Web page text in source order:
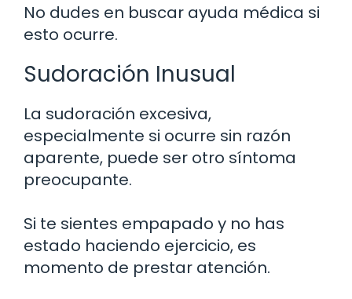
No dudes en buscar ayuda médica si
esto ocurre.
Sudoración Inusual
La sudoración excesiva,
especialmente si ocurre sin razón
aparente, puede ser otro síntoma
preocupante.
Si te sientes empapado y no has
estado haciendo ejercicio, es
momento de prestar atención.